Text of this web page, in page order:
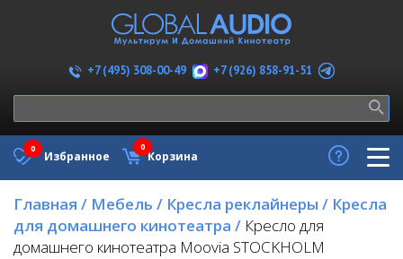
+7 (495) 308-00-49 +7 (926) 858-91-51
Избранное
0
Корзина
0
Главная / Мебель / Кресла реклайнеры / Кресла
для домашнего кинотеатра / Кресло для
домашнего кинотеатра Moovia STOCKHOLM